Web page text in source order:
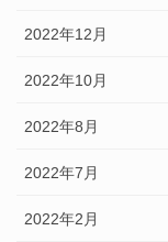
2022年12月
2022年10月
2022年8月
2022年7月
2022年2月